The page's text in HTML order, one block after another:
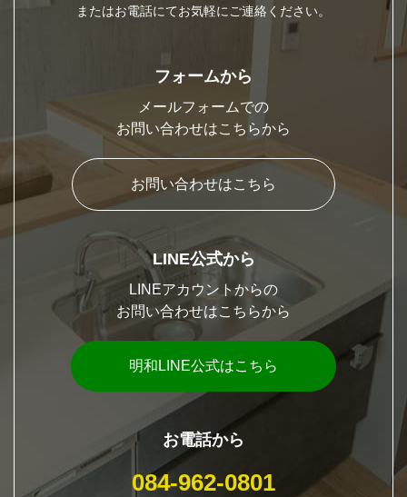
またはお電話にてお気軽にご連絡ください。
フォームから
メールフォームでの
お問い合わせはこちらから
お問い合わせはこちら
LINE公式から
LINEアカウントからの
お問い合わせはこちらから
明和LINE公式はこちら
お電話から
084-962-0801